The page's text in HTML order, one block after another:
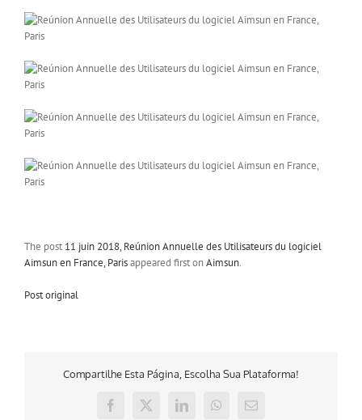
The post 11 juin 2018, Reúnion Annuelle des Utilisateurs du logiciel
Aimsun en France, Parisappeared first onAimsun.
Post original
Compartilhe Esta Página, Escolha Sua Plataforma!
Facebook
X LinkedInWhatsApp
E-